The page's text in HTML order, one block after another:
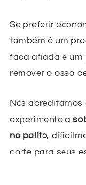
Se preferir
também é um
faca afiada e um
remover o osso
Nós acreditamos
experimente a
no palito,
corte para seus